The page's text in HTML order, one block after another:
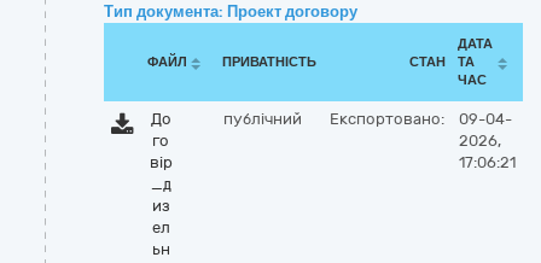
Тип документа: Проект договору
ФАЙЛ ПРИВАТНІСТЬ СТАН
ДАТА
ТА
ЧАС
До
го
вір
_д
из
ел
ьн
публічний Експортовано:
09-04-
2026,
17:06:21